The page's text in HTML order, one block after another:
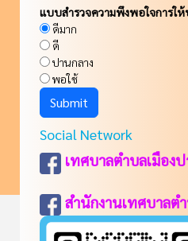
แบบสำรวจความพึงพอใจการใ
ดีมาก
ดี
ปานกลาง
พอใช้
Social Network
เทศบาลตำบลเมือง
สำนักงานเทศบาลต